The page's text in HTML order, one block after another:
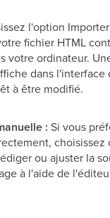
l'option
fichier HTML
votre ordinateur.
dans l'interface
à être modifié.
: Si vous
ou ajuster la
à l'aide de